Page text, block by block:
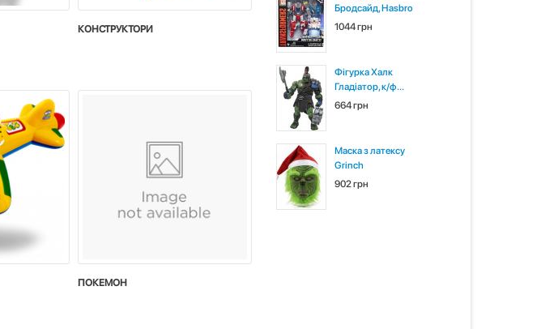
КОНСТРУКТОРИ
ПОКЕМОН
Бродсайд, Hasbro
1044 грн
Фігурка Халк
Гладіатор, к/ф...
664 грн
Маска з латексу
Grinch
902 грн